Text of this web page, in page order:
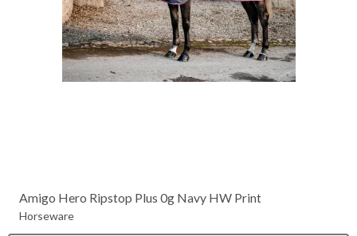
Amigo Hero Ripstop Plus 0g Navy HW Print
Horseware